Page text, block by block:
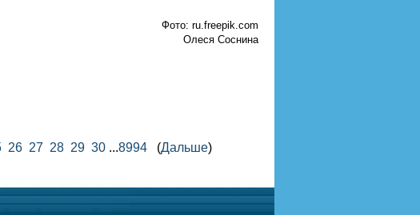
Фото: ru.freepik.com
Олеся Соснина
26 27 28 29 30 ...8994 (Дальше)